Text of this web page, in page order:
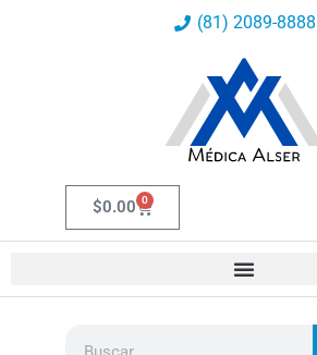
(81) 2089-8888
$0.00 0
Carrito